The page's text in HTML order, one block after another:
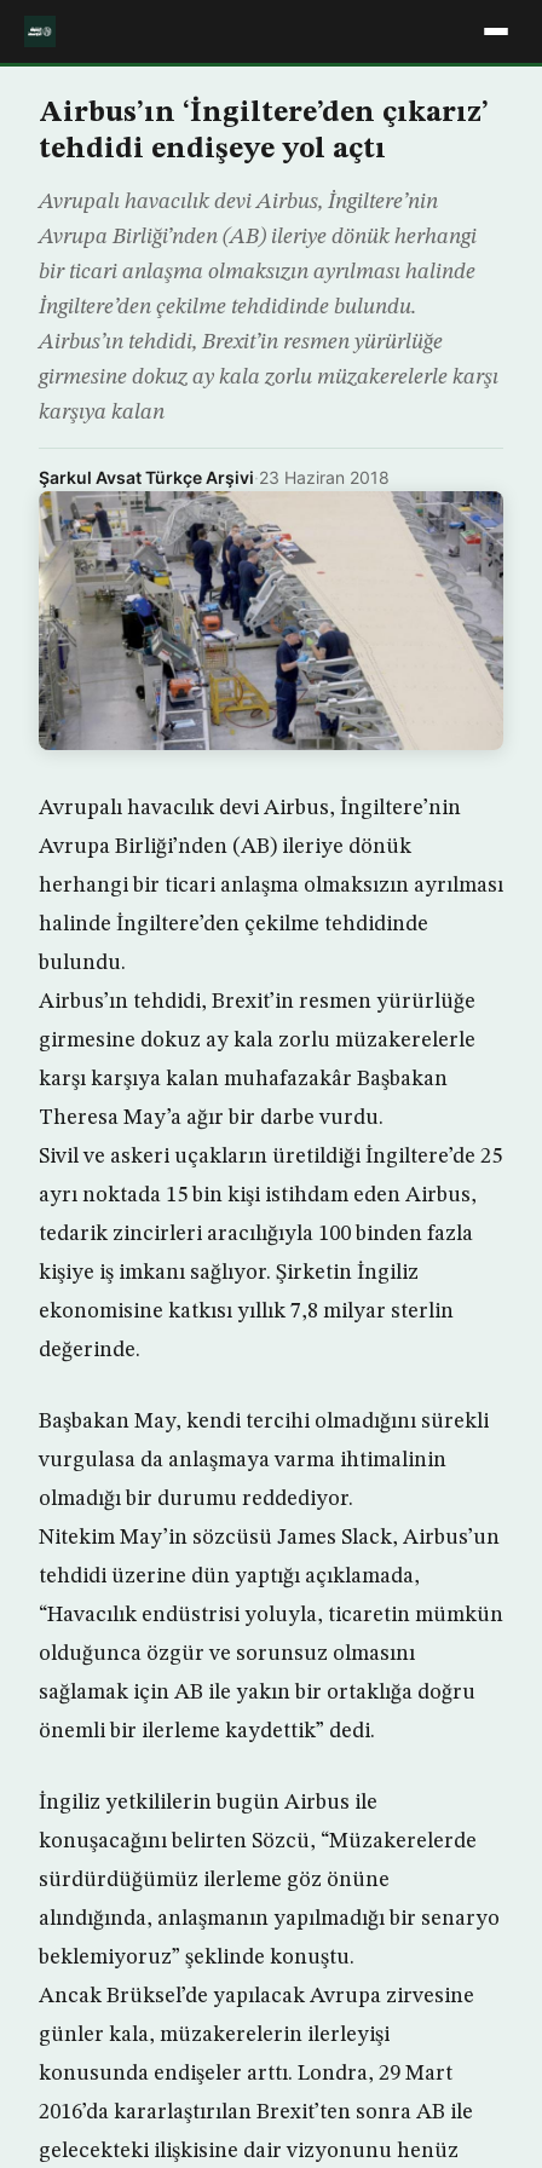
Airbus’ın ‘İngiltere’den çıkarız’
tehdidi endişeye yol açtı
Avrupalı havacılık devi Airbus, İngiltere’nin
Avrupa Birliği’nden (AB) ileriye dönük herhangi
bir ticari anlaşma olmaksızın ayrılması halinde
İngiltere’den çekilme tehdidinde bulundu.
Airbus’ın tehdidi, Brexit’in resmen yürürlüğe
girmesine dokuz ay kala zorlu müzakerelerle karşı
karşıya kalan
Şarkul Avsat Türkçe Arşivi·23 Haziran 2018
Avrupalı havacılık devi Airbus, İngiltere’nin
Avrupa Birliği’nden (AB) ileriye dönük
herhangi bir ticari anlaşma olmaksızın ayrılması
halinde İngiltere’den çekilme tehdidinde
bulundu.
Airbus’ın tehdidi, Brexit’in resmen yürürlüğe
girmesine dokuz ay kala zorlu müzakerelerle
karşı karşıya kalan muhafazakâr Başbakan
Theresa May’a ağır bir darbe vurdu.
Sivil ve askeri uçakların üretildiği İngiltere’de 25
ayrı noktada 15 bin kişi istihdam eden Airbus,
tedarik zincirleri aracılığıyla 100 binden fazla
kişiye iş imkanı sağlıyor. Şirketin İngiliz
ekonomisine katkısı yıllık 7,8 milyar sterlin
değerinde.
Başbakan May, kendi tercihi olmadığını sürekli
vurgulasa da anlaşmaya varma ihtimalinin
olmadığı bir durumu reddediyor.
Nitekim May’in sözcüsü James Slack, Airbus’un
tehdidi üzerine dün yaptığı açıklamada,
“Havacılık endüstrisi yoluyla, ticaretin mümkün
olduğunca özgür ve sorunsuz olmasını
sağlamak için AB ile yakın bir ortaklığa doğru
önemli bir ilerleme kaydettik” dedi.
İngiliz yetkililerin bugün Airbus ile
konuşacağını belirten Sözcü, “Müzakerelerde
sürdürdüğümüz ilerleme göz önüne
alındığında, anlaşmanın yapılmadığı bir senaryo
beklemiyoruz” şeklinde konuştu.
Ancak Brüksel’de yapılacak Avrupa zirvesine
günler kala, müzakerelerin ilerleyişi
konusunda endişeler arttı. Londra, 29 Mart
2016’da kararlaştırılan Brexit’ten sonra AB ile
gelecekteki ilişkisine dair vizyonunu henüz